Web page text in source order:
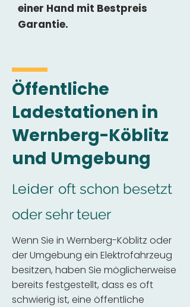
einer Hand mit Bestpreis
Garantie.
Öffentliche
Ladestationen in
Wernberg-Köblitz
und Umgebung
Leider oft schon besetzt
oder sehr teuer
Wenn Sie in Wernberg-Köblitz oder
der Umgebung ein Elektrofahrzeug
besitzen, haben Sie möglicherweise
bereits festgestellt, dass es oft
schwierig ist, eine öffentliche